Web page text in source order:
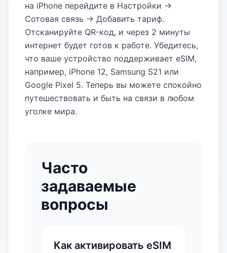
на iPhone перейдите в Настройки →
Сотовая связь → Добавить тариф.
Отсканируйте QR-код, и через 2 минуты
интернет будет готов к работе. Убедитесь,
что ваше устройство поддерживает eSIM,
например, iPhone 12, Samsung S21 или
Google Pixel 5. Теперь вы можете спокойно
путешествовать и быть на связи в любом
уголке мира.
Часто
задаваемые
вопросы
Как активировать eSIM